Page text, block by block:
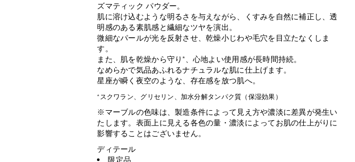
ズマティック パウダー。
肌に溶け込むような明るさを与えながら、くすみを自然に補正し、透
明感のある素肌感と繊細なツヤを演出。
微細なパールが光を反射させ、乾燥小じわや毛穴を目立たなくしま
す。
また、肌を乾燥から守り*、心地よい使用感が長時間持続。
なめらかで気品あふれるナチュラルな肌に仕上げます。
星座が瞬く夜空のような、存在感を放つ肌へ。
*スクワラン、グリセリン、加水分解タンパク質（保湿効果）
※マーブルの色味は、製造条件によって見え方や濃淡に差異が発生い
たします。表面上に見える各色の量・濃淡によってお肌の仕上がりに
影響することはございません。
ディテール
限定品